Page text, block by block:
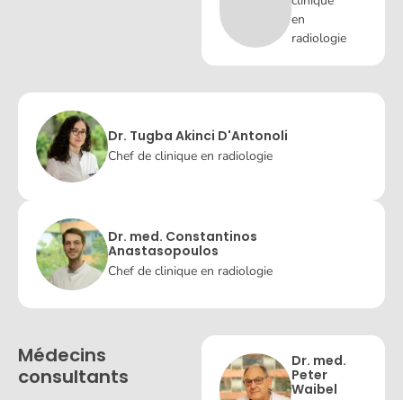
en
radiologie
Dr. Tugba Akinci D'Antonoli
Chef de clinique en radiologie
Dr. med. Constantinos
Anastasopoulos
Chef de clinique en radiologie
Médecins
consultants
Dr. med.
Peter
Waibel